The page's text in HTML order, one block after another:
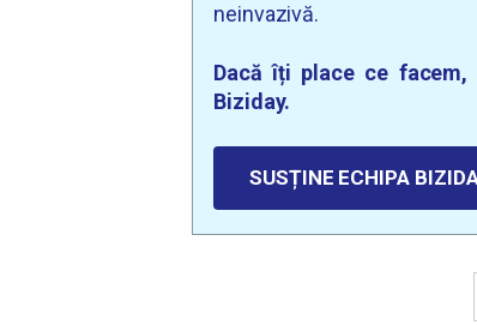
neinvazivă.
Dacă îți place ce
Biziday.
SUSȚINE ECHIPA